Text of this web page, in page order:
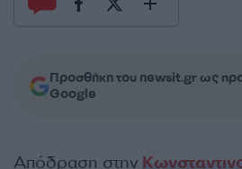
Προσθήκη του newsit.gr ως
Google
Απόδραση στην